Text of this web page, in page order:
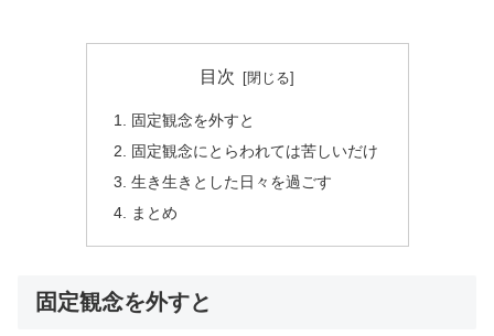
目次
固定観念を外すと
固定観念にとらわれては苦しいだけ
生き生きとした日々を過ごす
まとめ
固定観念を外すと